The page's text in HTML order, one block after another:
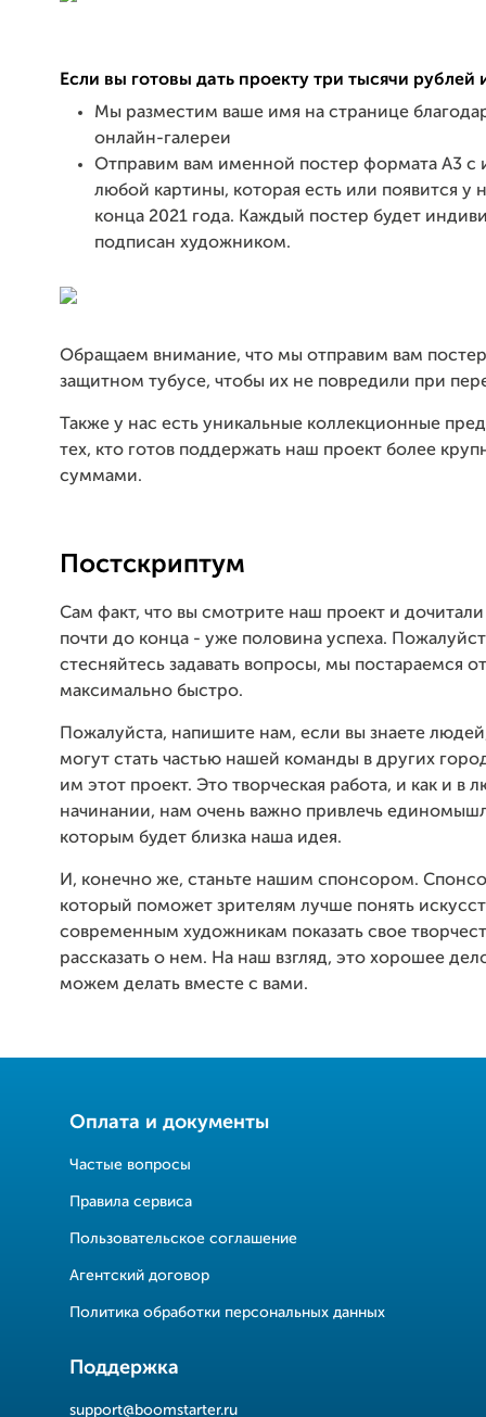
Если вы готовы дать проекту три тысячи рублей
Мы разместим ваше имя на странице
онлайн-галереи
Отправим вам именной постер формата А3 с
любой картины, которая есть или появится у
конца 2021 года. Каждый постер будет
подписан художником.
Обращаем внимание, что мы отправим вам
защитном тубусе, чтобы их не повредили при
Также у нас есть уникальные коллекционные
тех, кто готов поддержать наш проект более
суммами.
Постскриптум
Сам факт, что вы смотрите наш проект и дочитали
почти до конца - уже половина успеха.
стесняйтесь задавать вопросы, мы постараемся
максимально быстро.
Пожалуйста, напишите нам, если вы знаете
могут стать частью нашей команды в других
им этот проект. Это творческая работа, и как и в
начинании, нам очень важно привлечь
которым будет близка наша идея.
И, конечно же, станьте нашим спонсором.
который поможет зрителям лучше понять
современным художникам показать свое
рассказать о нем. На наш взгляд, это хорошее
можем делать вместе с вами.
Оплата и документы
Частые вопросы
Правила сервиса
Пользовательское соглашение
Агентский договор
Политика обработки персональных данных
Поддержка
support@boomstarter.ru